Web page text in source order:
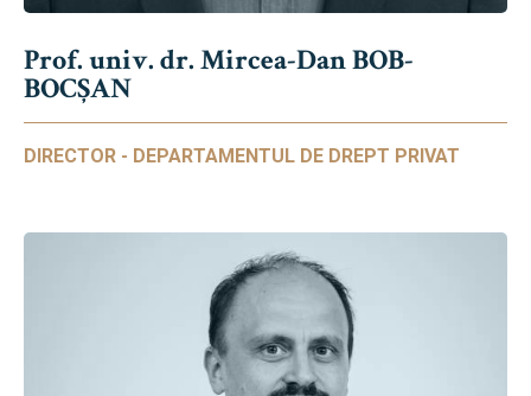
Prof. univ. dr. Mircea-Dan BOB-
BOCȘAN
DIRECTOR - DEPARTAMENTUL DE DREPT PRIVAT